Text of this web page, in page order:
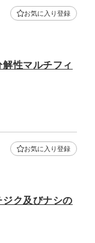
お気に入り登録
解性マルチフィ
お気に入り登録
ジク及びナシの